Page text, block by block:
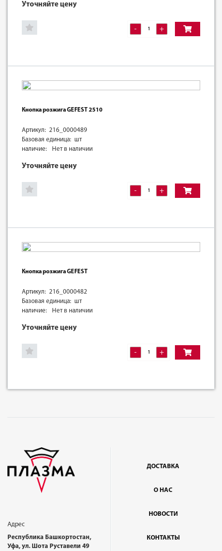
Уточняйте цену
- +
Кнопка розжига GEFEST 2510
Артикул: 216_0000489
Базовая единица: шт
наличие:
Нет в наличии
Уточняйте цену
- +
Кнопка розжига GEFEST
Артикул: 216_0000482
Базовая единица: шт
наличие:
Нет в наличии
Уточняйте цену
- +
Адрес
Республика Башкортостан,
Уфа, ул. Шота Руставели 49
ДОСТАВКА
О НАС
НОВОСТИ
КОНТАКТЫ